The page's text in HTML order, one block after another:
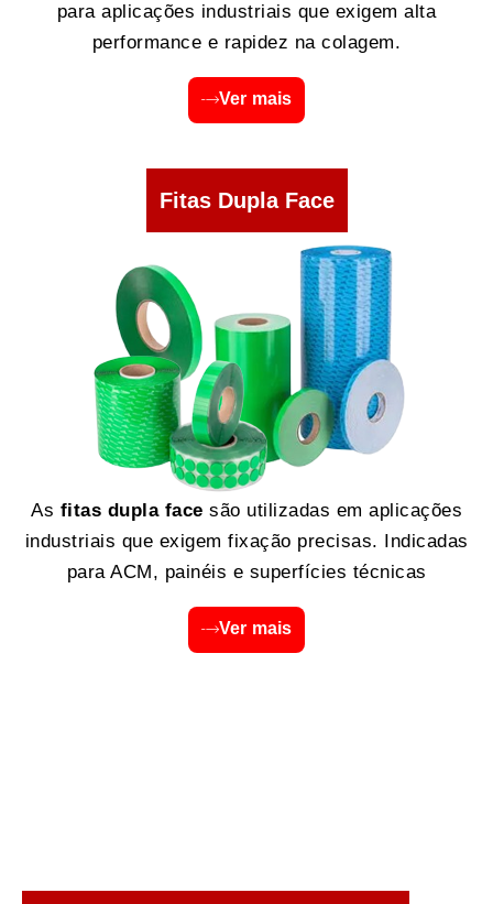
para aplicações industriais que exigem alta
performance e rapidez na colagem.
Ver mais
Fitas Dupla Face
As fitas dupla face são utilizadas em aplicações
industriais que exigem fixação precisas. Indicadas
para ACM, painéis e superfícies técnicas
Ver mais